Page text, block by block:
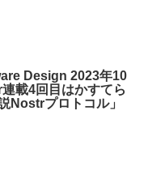
Design 2023年10
載4回目はかすてら
Nostrプロトコル」